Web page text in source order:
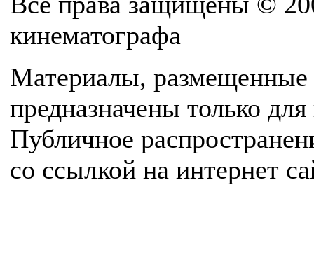
кинематографа
Материалы, размещенные
предназначены только
Публичное
со ссылкой на интернет